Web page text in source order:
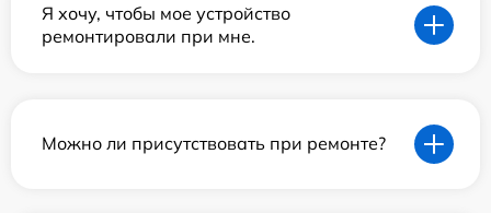
Я хочу, чтобы мое устройство
ремонтировали при мне.
Можно ли присутствовать при ремонте?